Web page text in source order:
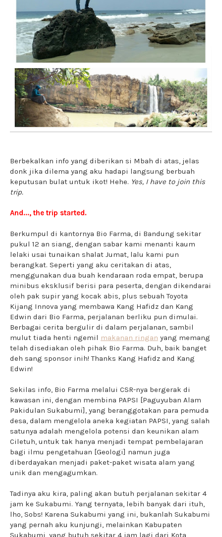
Berbekalkan info yang diberikan si Mbah di atas, jelas
donk jika dilema yang aku hadapi langsung berbuah
keputusan bulat untuk ikot! Hehe. Yes, I have to join this
trip.
And..., the trip started.
Berkumpul di kantornya Bio Farma, di Bandung sekitar
pukul 12 an siang, dengan sabar kami menanti kaum
lelaki usai tunaikan shalat Jumat, lalu kami pun
berangkat. Seperti yang aku ceritakan di atas,
menggunakan dua buah kendaraan roda empat, berupa
minibus eksklusif berisi para peserta, dengan dikendarai
oleh pak supir yang kocak abis, plus sebuah Toyota
Kijang Innova yang membawa Kang Hafidz dan Kang
Edwin dari Bio Farma, perjalanan berliku pun dimulai.
Berbagai cerita bergulir di dalam perjalanan, sambil
mulut tiada henti ngemil makanan ringan yang memang
telah disediakan oleh pihak Bio Farma. Duh, baik banget
deh sang sponsor inih! Thanks Kang Hafidz and Kang
Edwin!
Sekilas info, Bio Farma melalui CSR-nya bergerak di
kawasan ini, dengan membina PAPSI [Paguyuban Alam
Pakidulan Sukabumi], yang beranggotakan para pemuda
desa, dalam mengelola aneka kegiatan PAPSI, yang salah
satunya adalah mengelola potensi dan keunikan alam
Ciletuh, untuk tak hanya menjadi tempat pembelajaran
bagi ilmu pengetahuan [Geologi] namun juga
diberdayakan menjadi paket-paket wisata alam yang
unik dan mengagumkan.
Tadinya aku kira, paling akan butuh perjalanan sekitar 4
jam ke Sukabumi. Yang ternyata, lebih banyak dari ituh,
lho, Sobs! Karena Sukabumi yang ini, bukanlah Sukabumi
yang pernah aku kunjungi, melainkan Kabupaten
Sukabumi, yang butuh sekitar 4 jam lagi dari Kota